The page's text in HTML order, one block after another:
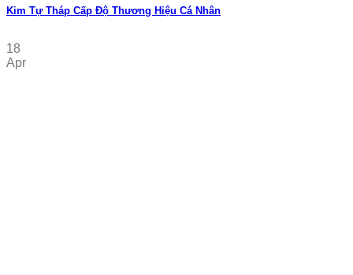
Kim Tự Tháp Cấp Độ Thương Hiệu Cá Nhân
18
Apr